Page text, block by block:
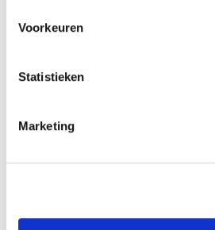
op: https://watsonlaw.nl/privacy/
Voorkeuren
Statistieken
Marketing
wel. Zo ontving hij bijna
werkgeversaandeel
rechtbank: hij werkte
een